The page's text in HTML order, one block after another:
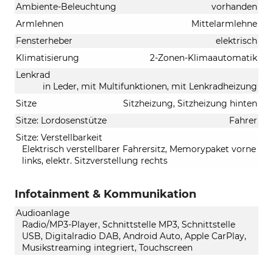
Ambiente-Beleuchtung
vorhanden
Armlehnen
Mittelarmlehne
Fensterheber
elektrisch
Klimatisierung
2-Zonen-Klimaautomatik
Lenkrad
in Leder, mit Multifunktionen, mit Lenkradheizung
Sitze
Sitzheizung, Sitzheizung hinten
Sitze: Lordosenstütze
Fahrer
Sitze: Verstellbarkeit
Elektrisch verstellbarer Fahrersitz, Memorypaket vorne
links, elektr. Sitzverstellung rechts
Infotainment & Kommunikation
Audioanlage
Radio/MP3-Player, Schnittstelle MP3, Schnittstelle
USB, Digitalradio DAB, Android Auto, Apple CarPlay,
Musikstreaming integriert, Touchscreen